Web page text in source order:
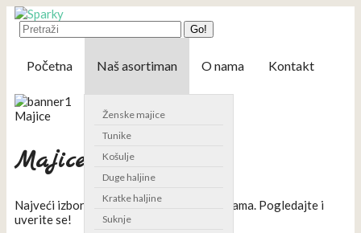
Go!
Početna Naš asortiman
Ženske majice
Tunike
Košulje
Duge haljine
Kratke haljine
Suknje
O nama Kontakt
Majice
Majice
Najveći izbor majici po najpovoljnijim cenama. Pogledajte i
uverite se!